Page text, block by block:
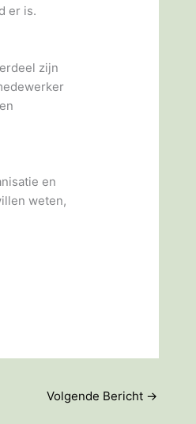
er is.
zijn
en
weten,
Volgende Bericht →